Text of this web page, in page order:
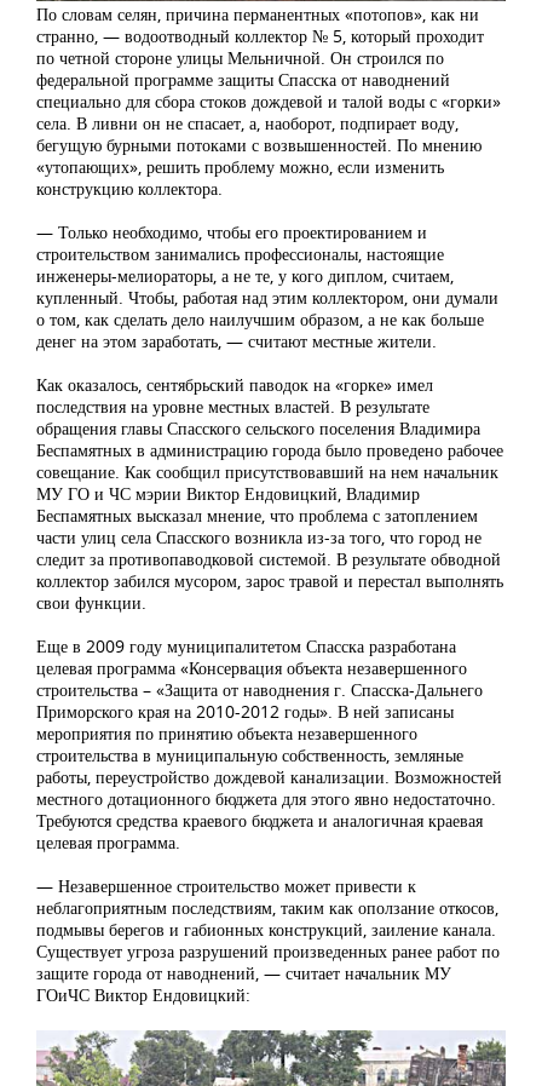
По словам селян, причина перманентных «потопов», как ни
странно, — водоотводный коллектор № 5, который проходит
по четной стороне улицы Мельничной. Он строился по
федеральной программе защиты Спасска от наводнений
специально для сбора стоков дождевой и талой воды с «горки»
села. В ливни он не спасает, а, наоборот, подпирает воду,
бегущую бурными потоками с возвышенностей. По мнению
«утопающих», решить проблему можно, если изменить
конструкцию коллектора.
— Только необходимо, чтобы его проектированием и
строительством занимались профессионалы, настоящие
инженеры-мелиораторы, а не те, у кого диплом, считаем,
купленный. Чтобы, работая над этим коллектором, они думали
о том, как сделать дело наилучшим образом, а не как больше
денег на этом заработать, — считают местные жители.
Как оказалось, сентябрьский паводок на «горке» имел
последствия на уровне местных властей. В результате
обращения главы Спасского сельского поселения Владимира
Беспамятных в администрацию города было проведено рабочее
совещание. Как сообщил присутствовавший на нем начальник
МУ ГО и ЧС мэрии Виктор Ендовицкий, Владимир
Беспамятных высказал мнение, что проблема с затоплением
части улиц села Спасского возникла из-за того, что город не
следит за противопаводковой системой. В результате обводной
коллектор забился мусором, зарос травой и перестал выполнять
свои функции.
Еще в 2009 году муниципалитетом Спасска разработана
целевая программа «Консервация объекта незавершенного
строительства – «Защита от наводнения г. Спасска-Дальнего
Приморского края на 2010-2012 годы». В ней записаны
мероприятия по принятию объекта незавершенного
строительства в муниципальную собственность, земляные
работы, переустройство дождевой канализации. Возможностей
местного дотационного бюджета для этого явно недостаточно.
Требуются средства краевого бюджета и аналогичная краевая
целевая программа.
— Незавершенное строительство может привести к
неблагоприятным последствиям, таким как оползание откосов,
подмывы берегов и габионных конструкций, заиление канала.
Существует угроза разрушений произведенных ранее работ по
защите города от наводнений, — считает начальник МУ
ГОиЧС Виктор Ендовицкий: